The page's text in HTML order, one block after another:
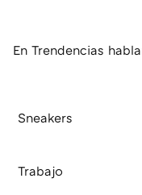
En Trendencias
Sneakers
Trabajo